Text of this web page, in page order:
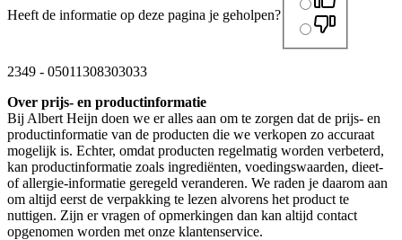
Heeft de informatie op deze pagina je geholpen?
2349 - 05011308303033
Over prijs- en productinformatie
Bij Albert Heijn doen we er alles aan om te zorgen dat de prijs- en
productinformatie van de producten die we verkopen zo accuraat
mogelijk is. Echter, omdat producten regelmatig worden verbeterd,
kan productinformatie zoals ingrediënten, voedingswaarden, dieet-
of allergie-informatie geregeld veranderen. We raden je daarom aan
om altijd eerst de verpakking te lezen alvorens het product te
nuttigen. Zijn er vragen of opmerkingen dan kan altijd contact
opgenomen worden met onze klantenservice.